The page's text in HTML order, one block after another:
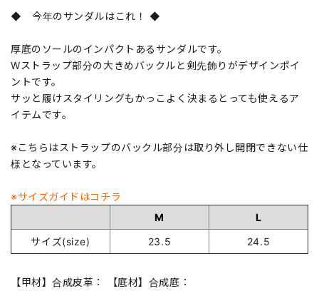
◆ 今年のサンダルはこれ！ ◆
厚底のソールのインパクトあるサンダルです。
Wストラップ部分の大きめバックルと剣先飾りがデザインポイ
ントです。
サッと履けスタイリングもかっこよく決まるとっても使えるア
イテムです。
※こちらはストラップのバックル部分は取り外し開閉できない仕
様となっています。
※サイズガイドはコチラ
M
L
サイズ(size)
23.5 24.5
【甲材】合成皮革： 【底材】合成底：